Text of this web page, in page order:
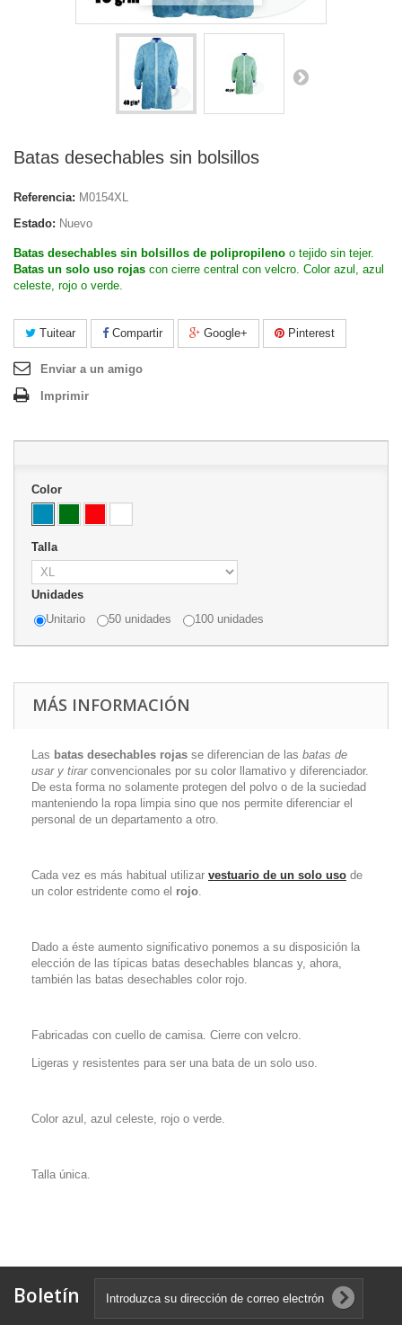
Batas desechables sin bolsillos
Referencia: M0154XL
Estado: Nuevo
Batas desechables sin bolsillos de polipropileno o tejido sin tejer.
Batas un solo uso rojas con cierre central con velcro. Color azul, azul
celeste, rojo o verde.
Tuitear Compartir Google+ Pinterest
Enviar a un amigo
Imprimir
Color
Talla
Unidades
Unitario
50 unidades 100 unidades
MÁS INFORMACIÓN
Las batas desechables rojas se diferencian de las batas de
usar y tirarconvencionales por su color llamativo y diferenciador.
De esta forma no solamente protegen del polvo o de la suciedad
manteniendo la ropa limpia sino que nos permite diferenciar el
personal de un departamento a otro.
Cada vez es más habitual utilizar vestuario de un solo uso de
un color estridente como el rojo.
Dado a éste aumento significativo ponemos a su disposición la
elección de las típicas batas desechables blancas y, ahora,
también las batas desechables color rojo.
Fabricadas con cuello de camisa. Cierre con velcro.
Ligeras y resistentes para ser una bata de un solo uso.
Color azul, azul celeste, rojo o verde.
Talla única.
Boletín